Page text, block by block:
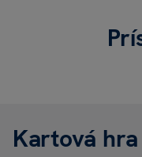
Kartová